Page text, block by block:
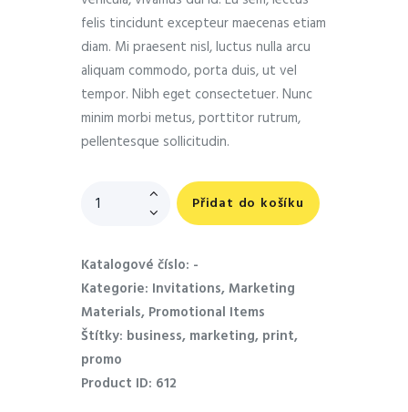
felis tincidunt excepteur maecenas etiam
diam. Mi praesent nisl, luctus nulla arcu
aliquam commodo, porta duis, ut vel
tempor. Nibh eget consectetuer. Nunc
minim morbi metus, porttitor rutrum,
pellentesque sollicitudin.
Přidat do košíku
Katalogové číslo: -
Kategorie: Invitations,Marketing
Materials, Promotional Items
Štítky: business, marketing, print,
promo
Product ID: 612